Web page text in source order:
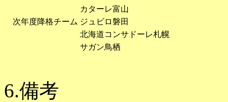
カターレ富山
次年度降格チーム ジュビロ磐田
北海道コンサドーレ札幌
サガン鳥栖
6.備考